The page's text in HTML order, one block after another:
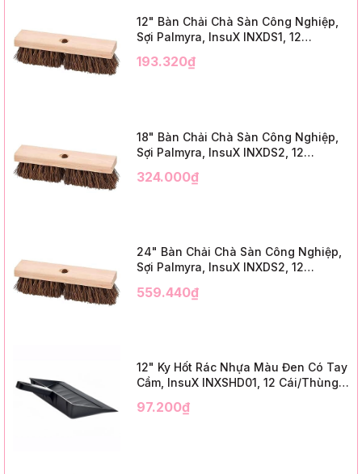
12" Bàn Chải Chà Sàn Công Nghiệp,
Sợi Palmyra, InsuX INXDS1, 12
Trim)
193.320₫
18" Bàn Chải Chà Sàn Công Nghiệp,
Sợi Palmyra, InsuX INXDS2, 12
Trim)
324.000₫
24" Bàn Chải Chà Sàn Công Nghiệp,
Sợi Palmyra, InsuX INXDS2, 12
3" Trim)
559.440₫
12" Ky Hốt Rác Nhựa Màu Đen Có Tay
Cầm, InsuX INXSHD01, 12 Cái/Thùng,
Black Plastic)
97.200₫